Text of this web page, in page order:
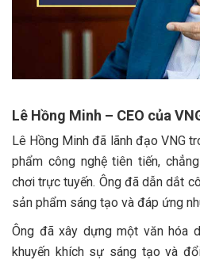
Lê Hồng Minh – CEO của
Lê Hồng Minh đã lãnh đạo VNG
phẩm công nghệ tiên tiến,
chơi trực tuyến. Ông đã dẫn dắt
sản phẩm sáng tạo và đáp ứng
Ông đã xây dựng một văn hóa
khuyến khích sự sáng tạo và